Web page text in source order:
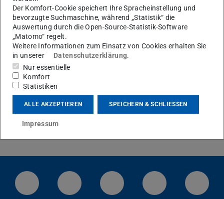
Zurück
LinkedIn-Seite der TU Darmstadt
Instagram-Kanal der TU
Bluesky-Kanal der TU
Facebook-
Der Komfort-Cookie speichert Ihre Spracheinstellung und
bevorzugte Suchmaschine, während „Statistik“ die
Auswertung durch die Open-Source-Statistik-Software
„Matomo“ regelt.
Weitere Informationen zum Einsatz von Cookies erhalten Sie
in unserer
Datenschutzerklärung.
Nur essentielle
Komfort
Statistiken
ALLE AKZEPTIEREN SPEICHERN & SCHLIESSEN
Impressum